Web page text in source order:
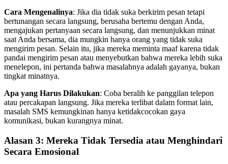
Cara Mengenalinya: Jika dia tidak suka berkirim pesan tetapi
bertunangan secara langsung, berusaha bertemu dengan Anda,
mengajukan pertanyaan secara langsung, dan menunjukkan minat
saat Anda bersama, dia mungkin hanya orang yang tidak suka
mengirim pesan. Selain itu, jika mereka meminta maaf karena tidak
pandai mengirim pesan atau menyebutkan bahwa mereka lebih suka
menelepon, ini pertanda bahwa masalahnya adalah gayanya, bukan
tingkat minatnya.
Apa yang Harus Dilakukan: Coba beralih ke panggilan telepon
atau percakapan langsung. Jika mereka terlibat dalam format lain,
masalah SMS kemungkinan hanya ketidakcocokan gaya
komunikasi, bukan kurangnya minat.
Alasan 3: Mereka Tidak Tersedia atau Menghindari
Secara Emosional